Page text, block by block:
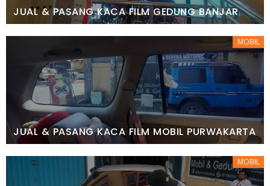
JUAL & PASANG KACA FILM GEDUNG BANJAR
MOBIL
JUAL & PASANG KACA FILM MOBIL PURWAKARTA
MOBIL